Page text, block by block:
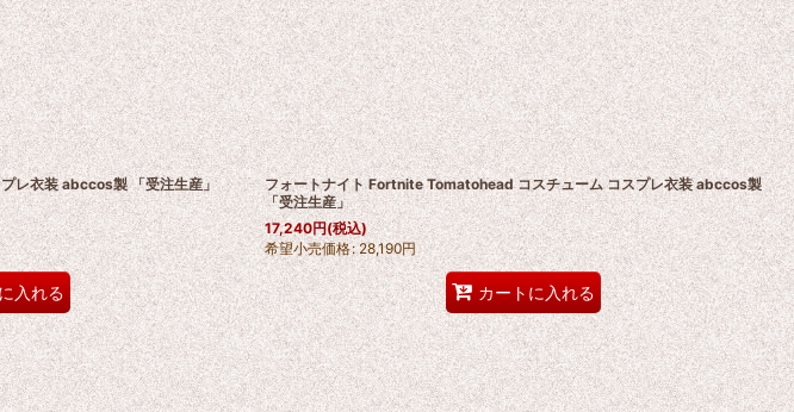
レ衣装 abccos製 「受注生産」
入れる
フォートナイト Fortnite Tomatohead コスチューム コスプレ衣装 abccos製
「受注生産」
17,240円(税込)
希望小売価格: 28,190円
カートに入れる